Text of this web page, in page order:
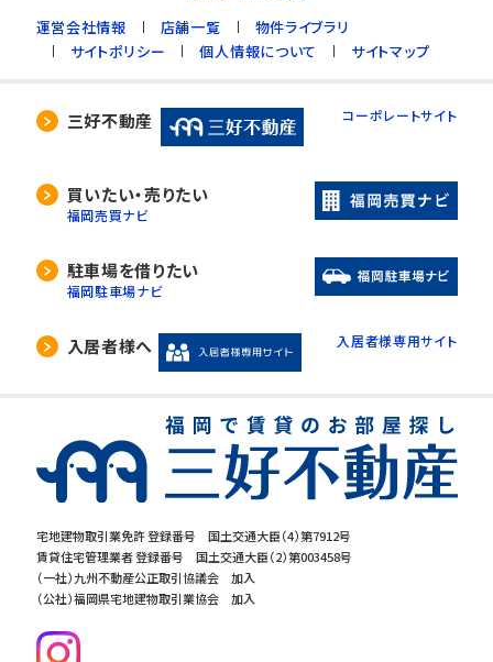
宅地建物取引業免許 登録番号 国土交通大臣（4）第7912号
賃貸住宅管理業者 登録番号 国土交通大臣（2）第003458号
（一社）九州不動産公正取引協議会 加入
（公社）福岡県宅地建物取引業協会 加入
運営会社情報 店舗一覧
物件ライブラリ
サイトポリシー
個人情報について サイトマップ
三好不動産 コーポレートサイト
買いたい・売りたい
福岡売買ナビ
駐車場を借りたい
福岡駐車場ナビ
入居者様へ 入居者様専用サイト